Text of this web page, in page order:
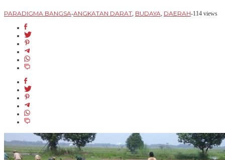
PARADIGMA BANGSA-ANGKATAN DARAT, BUDAYA, DAERAH-114 views